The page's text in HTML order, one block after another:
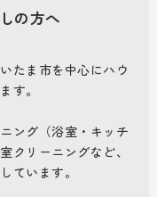
の方へ​
たま市を中心にハウ
す。
ング（浴室・キッチ
クリーニングなど、
ています。